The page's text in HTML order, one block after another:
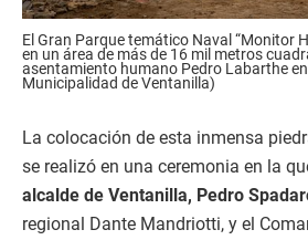
El Gran Parque temático Naval “Monitor
en un área de más de 16 mil metros
asentamiento humano Pedro Labarthe
Municipalidad de Ventanilla)
La colocación de esta inmensa
se realizó en una ceremonia en la
alcalde de Ventanilla, Pedro
regional Dante Mandriotti, y el